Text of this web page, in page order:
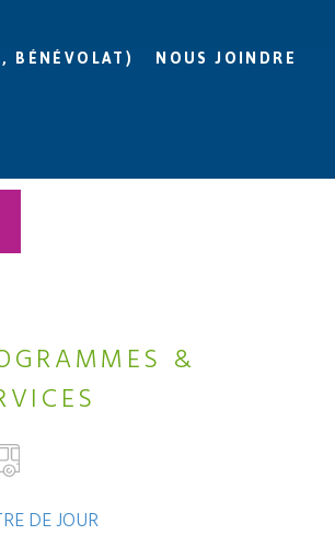
BÉNÉVOLAT) NOUS JOINDRE
&
DE JOUR